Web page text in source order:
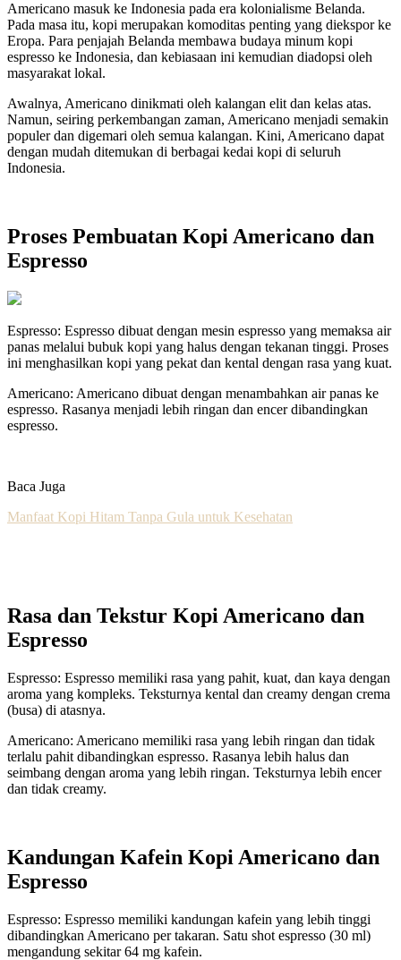
Americano masuk ke Indonesia pada era kolonialisme Belanda.
Pada masa itu, kopi merupakan komoditas penting yang diekspor ke
Eropa. Para penjajah Belanda membawa budaya minum kopi
espresso ke Indonesia, dan kebiasaan ini kemudian diadopsi oleh
masyarakat lokal.
Awalnya, Americano dinikmati oleh kalangan elit dan kelas atas.
Namun, seiring perkembangan zaman, Americano menjadi semakin
populer dan digemari oleh semua kalangan. Kini, Americano dapat
dengan mudah ditemukan di berbagai kedai kopi di seluruh
Indonesia.
Proses Pembuatan Kopi Americano dan
Espresso
Espresso: Espresso dibuat dengan mesin espresso yang memaksa air
panas melalui bubuk kopi yang halus dengan tekanan tinggi. Proses
ini menghasilkan kopi yang pekat dan kental dengan rasa yang kuat.
Americano: Americano dibuat dengan menambahkan air panas ke
espresso. Rasanya menjadi lebih ringan dan encer dibandingkan
espresso.
Baca Juga
Manfaat Kopi Hitam Tanpa Gula untuk Kesehatan
Rasa dan Tekstur Kopi Americano dan
Espresso
Espresso: Espresso memiliki rasa yang pahit, kuat, dan kaya dengan
aroma yang kompleks. Teksturnya kental dan creamy dengan crema
(busa) di atasnya.
Americano: Americano memiliki rasa yang lebih ringan dan tidak
terlalu pahit dibandingkan espresso. Rasanya lebih halus dan
seimbang dengan aroma yang lebih ringan. Teksturnya lebih encer
dan tidak creamy.
Kandungan Kafein Kopi Americano dan
Espresso
Espresso: Espresso memiliki kandungan kafein yang lebih tinggi
dibandingkan Americano per takaran. Satu shot espresso (30 ml)
mengandung sekitar 64 mg kafein.